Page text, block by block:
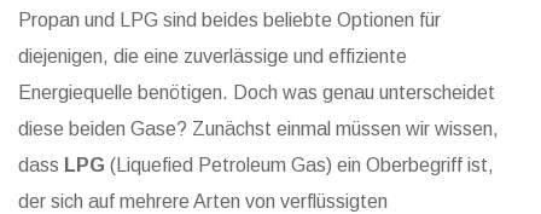
Propan und LPG sind beides beliebte Optionen für
diejenigen, die eine zuverlässige und effiziente
Energiequelle benötigen. Doch was genau unterscheidet
diese beiden Gase? Zunächst einmal müssen wir wissen,
dass LPG (Liquefied Petroleum Gas) ein Oberbegriff ist,
der sich auf mehrere Arten von verflüssigten